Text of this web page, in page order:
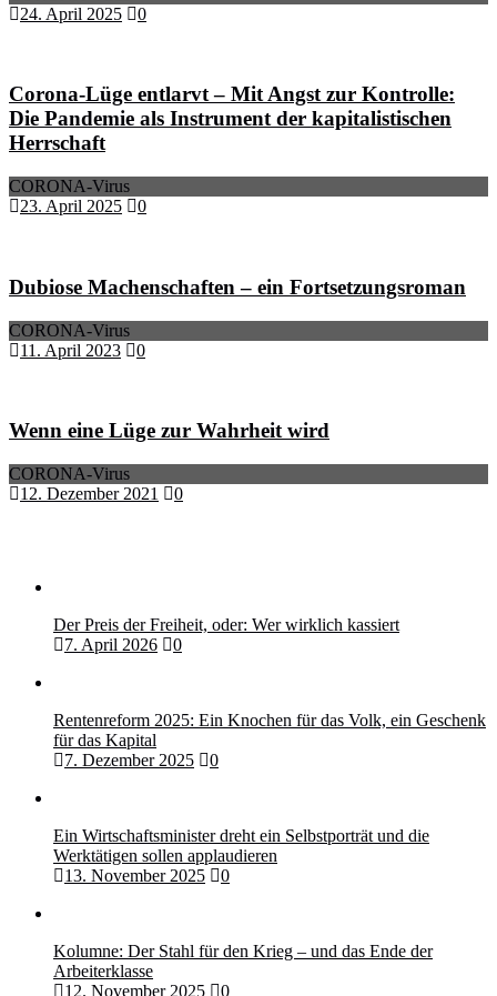
24. April 2025
0
Corona-Lüge entlarvt – Mit Angst zur Kontrolle:
Die Pandemie als Instrument der kapitalistischen
Herrschaft
CORONA-Virus
23. April 2025
0
Dubiose Machenschaften – ein Fortsetzungsroman
CORONA-Virus
11. April 2023
0
Wenn eine Lüge zur Wahrheit wird
CORONA-Virus
12. Dezember 2021
0
Der Preis der Freiheit, oder: Wer wirklich kassiert
7. April 2026
0
Rentenreform 2025: Ein Knochen für das Volk, ein Geschenk
für das Kapital
7. Dezember 2025
0
Ein Wirtschaftsminister dreht ein Selbstporträt und die
Werktätigen sollen applaudieren
13. November 2025
0
Kolumne: Der Stahl für den Krieg – und das Ende der
Arbeiterklasse
12. November 2025
0